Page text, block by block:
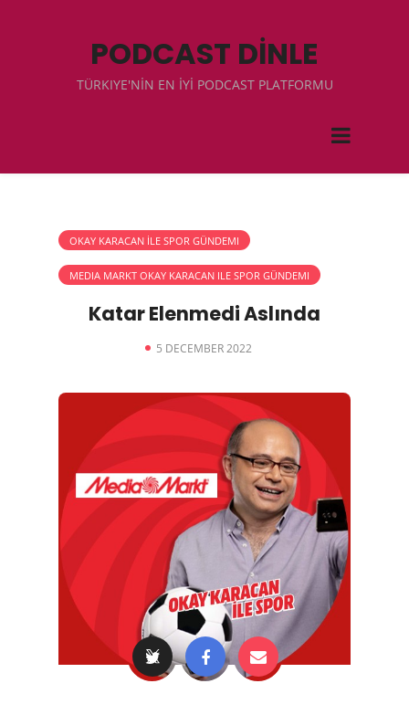
PODCAST DİNLE
TÜRKIYE'NİN EN İYİ PODCAST PLATFORMU
OKAY KARACAN İLE SPOR GÜNDEMI
MEDIA MARKT OKAY KARACAN ILE SPOR GÜNDEMI
Katar Elenmedi Aslında
5 DECEMBER 2022